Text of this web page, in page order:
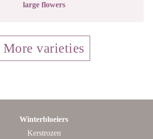
large flowers
More varieties
Winterbloeiers
Kerstrozen